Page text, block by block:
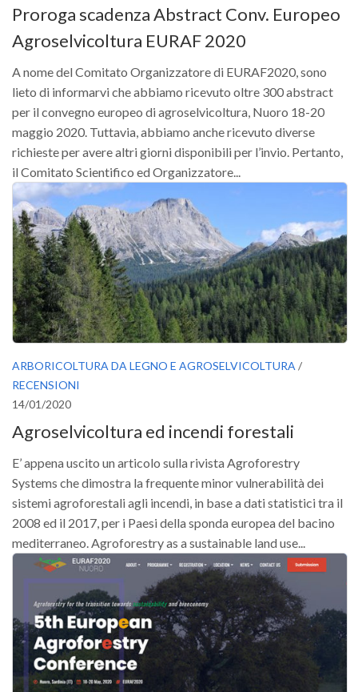
Proroga scadenza Abstract Conv. Europeo
Agroselvicoltura EURAF 2020
A nome del Comitato Organizzatore di EURAF2020, sono
lieto di informarvi che abbiamo ricevuto oltre 300 abstract
per il convegno europeo di agroselvicoltura, Nuoro 18-20
maggio 2020. Tuttavia, abbiamo anche ricevuto diverse
richieste per avere altri giorni disponibili per l’invio. Pertanto,
il Comitato Scientifico ed Organizzatore...
ARBORICOLTURA DA LEGNO E AGROSELVICOLTURA/
RECENSIONI
14/01/2020
Agroselvicoltura ed incendi forestali
E’ appena uscito un articolo sulla rivista Agroforestry
Systems che dimostra la frequente minor vulnerabilità dei
sistemi agroforestali agli incendi, in base a dati statistici tra il
2008 ed il 2017, per i Paesi della sponda europea del bacino
mediterraneo. Agroforestry as a sustainable land use...